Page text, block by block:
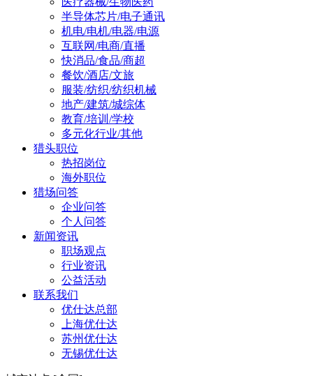
半导体芯片/电子通讯
机电/电机/电器/电源
互联网/电商/直播
快消品/食品/商超
餐饮/酒店/文旅
服装/纺织/纺织机械
地产/建筑/城综体
教育/培训/学校
多元化行业/其他
猎头职位
热招岗位
海外职位
猎场问答
企业问答
个人问答
新闻资讯
职场观点
行业资讯
公益活动
联系我们
优仕达总部
上海优仕达
苏州优仕达
无锡优仕达